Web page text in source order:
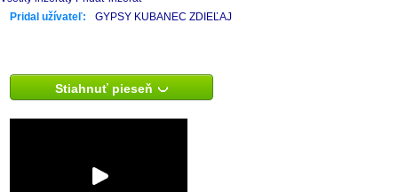
Pridal užívateľ:
GYPSY KUBANEC ZDIEĽAJ
Stiahnuť pieseň